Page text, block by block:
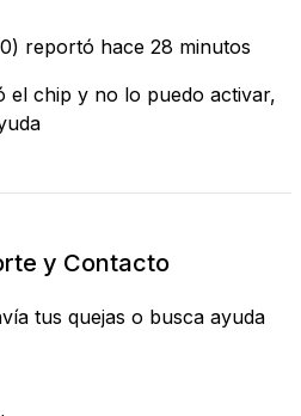
reportó hace 28 minutos
el chip y no lo puedo activar,
y Contacto
tus quejas o busca ayuda